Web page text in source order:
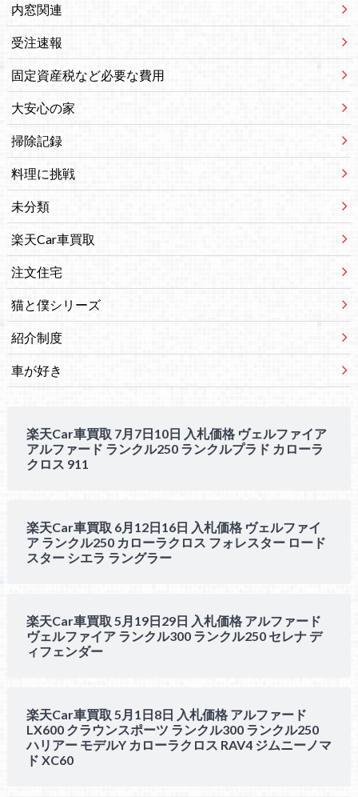
内窓関連
受注速報
固定資産税など必要な費用
大安心の家
掃除記録
料理に挑戦
未分類
楽天Car車買取
注文住宅
猫と僕シリーズ
紹介制度
車が好き
楽天Car車買取 7月7日10日 入札価格 ヴェルファイア
アルファード ランクル250 ランクルプラド カローラ
クロス 911
楽天Car車買取 6月12日16日 入札価格 ヴェルファイ
ア ランクル250 カローラクロス フォレスター ロード
スター シエラ ラングラー
楽天Car車買取 5月19日29日 入札価格 アルファード
ヴェルファイア ランクル300 ランクル250 セレナ デ
ィフェンダー
楽天Car車買取 5月1日8日 入札価格 アルファード
LX600 クラウンスポーツ ランクル300 ランクル250
ハリアー モデルY カローラクロス RAV4 ジムニーノマ
ド XC60